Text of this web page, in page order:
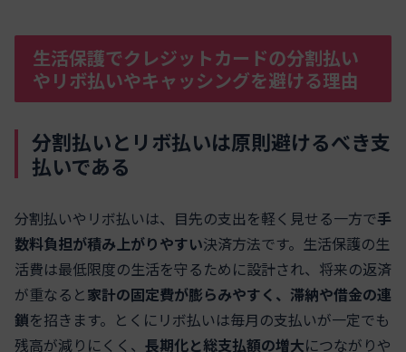
生活保護でクレジットカードの分割払い
やリボ払いやキャッシングを避ける理由
分割払いとリボ払いは原則避けるべき支
払いである
分割払いやリボ払いは、目先の支出を軽く見せる一方で手
数料負担が積み上がりやすい決済方法です。生活保護の生
活費は最低限度の生活を守るために設計され、将来の返済
が重なると家計の固定費が膨らみやすく、滞納や借金の連
鎖を招きます。とくにリボ払いは毎月の支払いが一定でも
残高が減りにくく、 長期化と総支払額の増大につながりや